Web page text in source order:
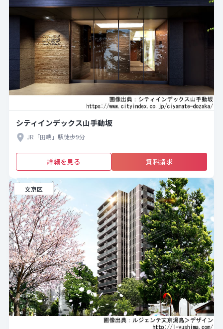
シティインデックス山手動坂
JR「田端」駅徒歩9分
詳細を見る 資料請求
文京区